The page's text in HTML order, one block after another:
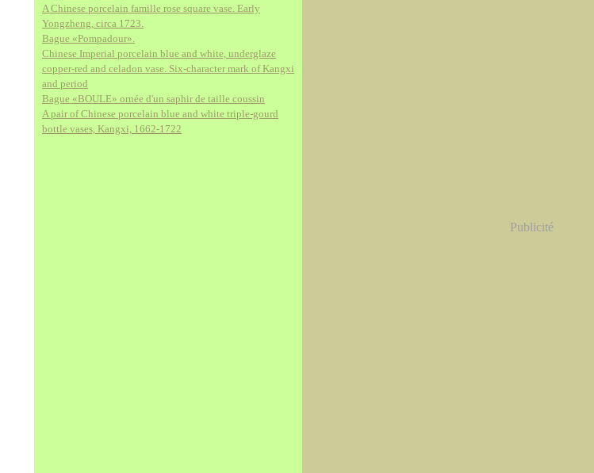
A Chinese porcelain famille rose square vase. Early
Yongzheng, circa 1723.
Bague «Pompadour».
Chinese Imperial porcelain blue and white, underglaze
copper-red and celadon vase. Six-character mark of Kangxi
and period
Bague «BOULE» ornée d'un saphir de taille coussin
A pair of Chinese porcelain blue and white triple-gourd
bottle vases, Kangxi, 1662-1722
Publicité